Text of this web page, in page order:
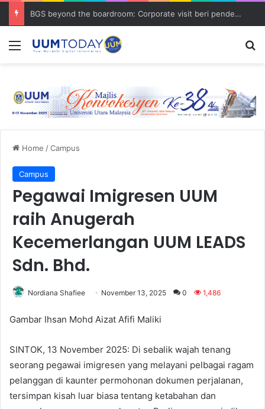
BGS beyond the boardroom: Corporate visit beri pendedahan dunia korporat kepada PELAJAR UUM
Menu
Home /Campus
Campus
Pegawai Imigresen UUM
raih Anugerah
Kecemerlangan UUM LEADS
Sdn. Bhd.
Nordiana Shafiee November 13, 2025 0 1,486
Gambar Ihsan Mohd Aizat Afifi Maliki
SINTOK, 13 November 2025: Di sebalik wajah tenang
seorang pegawai imigresen yang melayani pelbagai ragam
pelanggan di kaunter permohonan dokumen perjalanan,
tersimpan kisah luar biasa tentang ketabahan dan